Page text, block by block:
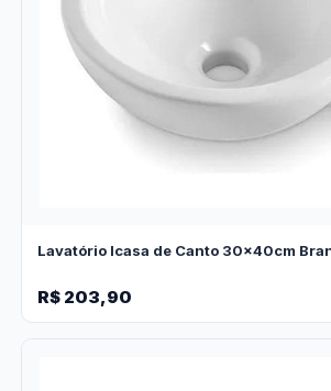
Lavatório Icasa de Canto 30x40cm
R$ 203,90